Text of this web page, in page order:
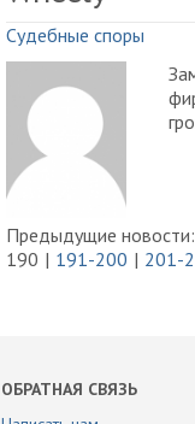
Судебные споры
Предыдущие новости:
190
191-200 201-
ОБРАТНАЯ СВЯЗЬ